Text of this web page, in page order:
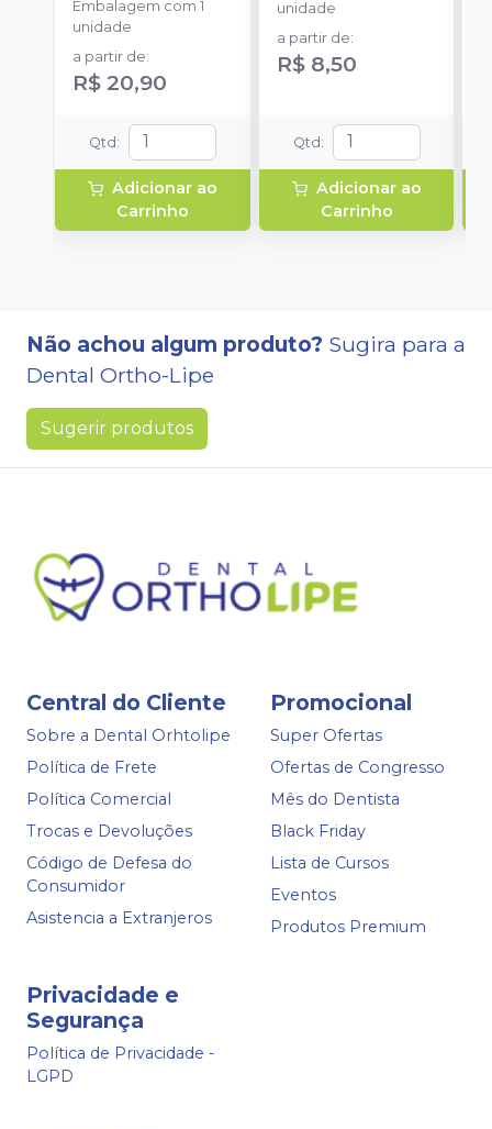
Embalagem com 1
unidade
a partir de:
R$ 20,90
Qtd :
Adicionar ao
Carrinho
unidade
a partir de:
R$ 8,50
Qtd :
Adicionar ao
Carrinho
Não achou algum produto? Sugira para a
Dental Ortho-Lipe
Sugerir produtos
Central do Cliente
Sobre a Dental Orhtolipe
Política de Frete
Política Comercial
Trocas e Devoluções
Código de Defesa do
Consumidor
Asistencia a Extranjeros
Promocional
Super Ofertas
Ofertas de Congresso
Mês do Dentista
Black Friday
Lista de Cursos
Eventos
Produtos Premium
Privacidade e
Segurança
Política de Privacidade -
LGPD